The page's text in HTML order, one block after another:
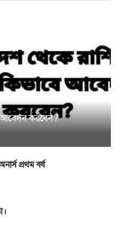
আবেদন করবেন?
প্রথম বর্ষ